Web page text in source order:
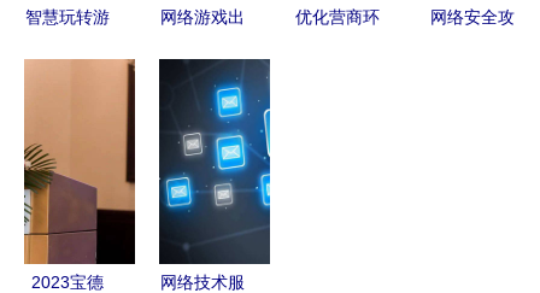
智慧玩转游
略与可持续
发展路径
网络游戏出
合规与创新
的平衡之道
优化营商环
网络安全攻
2023宝德
网络技术服